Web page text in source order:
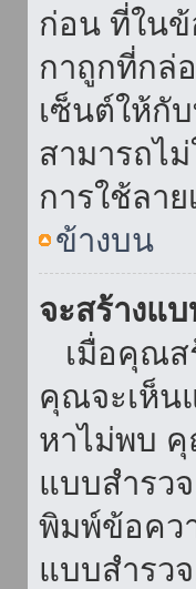
ก่อน ที่ใน
กาถูกที่กล่
เซ็นต์ให้กั
สามารถไ
การใช้ลา
ข้างบน
จะสร้างแ
เมื่อคุณส
คุณจะเห็น
หาไม่พบ
แบบสำรว
พิมพ์ข้อคว
แบบสำรว